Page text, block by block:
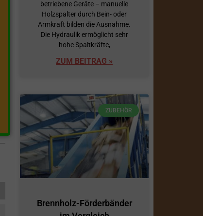
betriebene Geräte – manuelle
Holzspalter durch Bein- oder
Armkraft bilden die Ausnahme.
Die Hydraulik ermöglicht sehr
hohe Spaltkräfte,
ZUM BEITRAG »
ZUBEHÖR
Brennholz-Förderbänder